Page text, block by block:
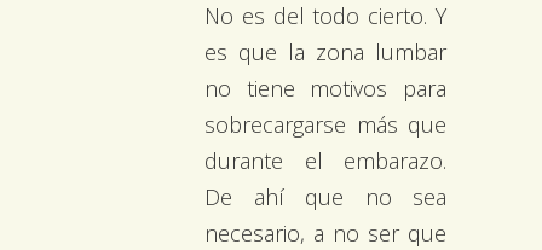
No es del todo cierto. Y
es que la zona lumbar
no tiene motivos para
sobrecargarse más que
durante el embarazo.
De ahí que no sea
necesario, a no ser que